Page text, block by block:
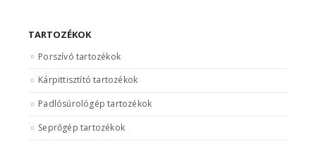
TARTOZÉKOK
Porszívó tartozékok
Kárpittisztító tartozékok
Padlósúrológép tartozékok
Seprőgép tartozékok